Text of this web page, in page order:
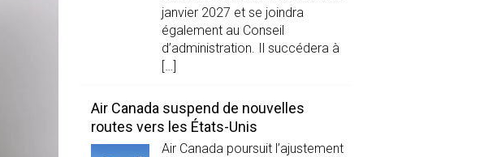
janvier 2027 et se joindra
également au Conseil
d’administration. Il succédera à
[…]
Air Canada suspend de nouvelles
routes vers les États-Unis
Air Canada poursuit l’ajustement